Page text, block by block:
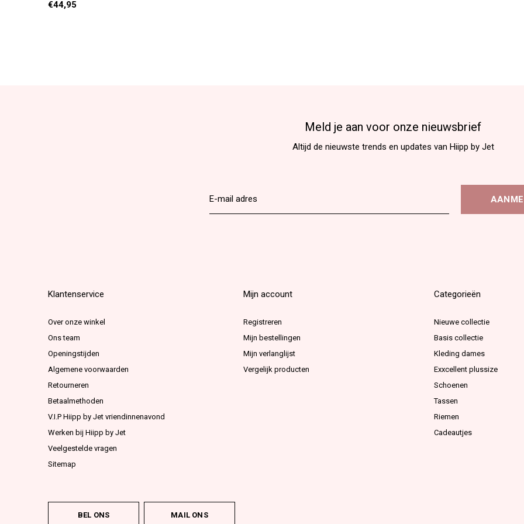
€44,95
Meld je aan voor onze nieuwsbrief
Altijd de nieuwste trends en updates van Hiipp by Jet
Klantenservice
Over onze winkel
Ons team
Openingstijden
Algemene voorwaarden
Retourneren
Betaalmethoden
V.I.P Hiipp by Jet vriendinnenavond
Werken bij Hiipp by Jet
Veelgestelde vragen
Sitemap
Mijn account
Registreren
Mijn bestellingen
Mijn verlanglijst
Vergelijk producten
Categorieën
Nieuwe collectie
Basis collectie
Kleding dames
Exxcellent plussize
Schoenen
Tassen
Riemen
Cadeautjes
BEL ONS MAIL ONS